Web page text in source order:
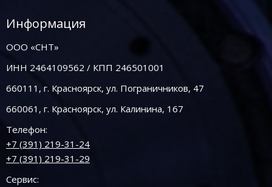
Информация
ООО «СНТ»
ИНН 2464109562 / КПП 246501001
660111, г. Красноярск, ул. Пограничников, 47
660061, г. Красноярск, ул. Калинина, 167
Телефон:
+7 (391) 219-31-24
+7 (391) 219-31-29
Сервис: